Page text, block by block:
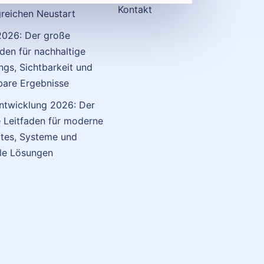
Neustart
Der große
für nachhaltige
Sichtbarkeit und
Ergebnisse
2026: Der
Leitfaden für moderne
Systeme und
Lösungen
Kontakt